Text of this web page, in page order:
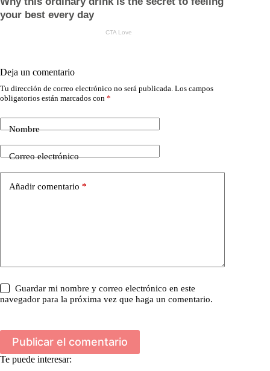
Deja un comentario
Tu dirección de correo electrónico no será publicada. Los campos
obligatorios están marcados con *
Nombre
Correo electrónico
Añadir comentario *
Guardar mi nombre y correo electrónico en este
navegador para la próxima vez que haga un comentario.
Publicar el comentario
Te puede interesar: